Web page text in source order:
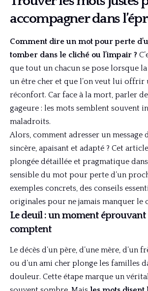
accompagner dans
Comment dire un mot pour perte
tomber dans le cliché ou l’impair ?
que tout un chacun se pose lorsque
un être cher et que l’on veut lui offrir
réconfort. Car face à la mort, parler
gageure : les mots semblent souvent
maladroits.
Alors, comment adresser un message
sincère, apaisant et adapté ? Cet
plongée détaillée et pragmatique
sensible du mot pour perte d’un
exemples concrets, des conseils
originales pour ne jamais manquer le
Le deuil : un moment éprouvant
comptent
Le décès d’un père, d’une mère, d’un
ou d’un ami cher plonge les familles
douleur. Cette étape marque un